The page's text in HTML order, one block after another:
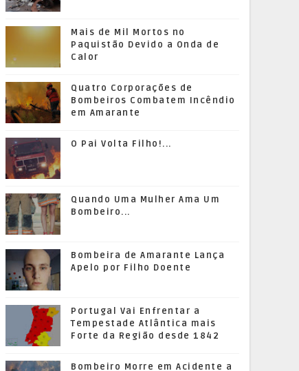
Mais de Mil Mortos no
Paquistão Devido a Onda de
Calor
Quatro Corporações de
Bombeiros Combatem Incêndio
em Amarante
O Pai Volta Filho!...
Quando Uma Mulher Ama Um
Bombeiro...
Bombeira de Amarante Lança
Apelo por Filho Doente
Portugal Vai Enfrentar a
Tempestade Atlântica mais
Forte da Região desde 1842
Bombeiro Morre em Acidente a